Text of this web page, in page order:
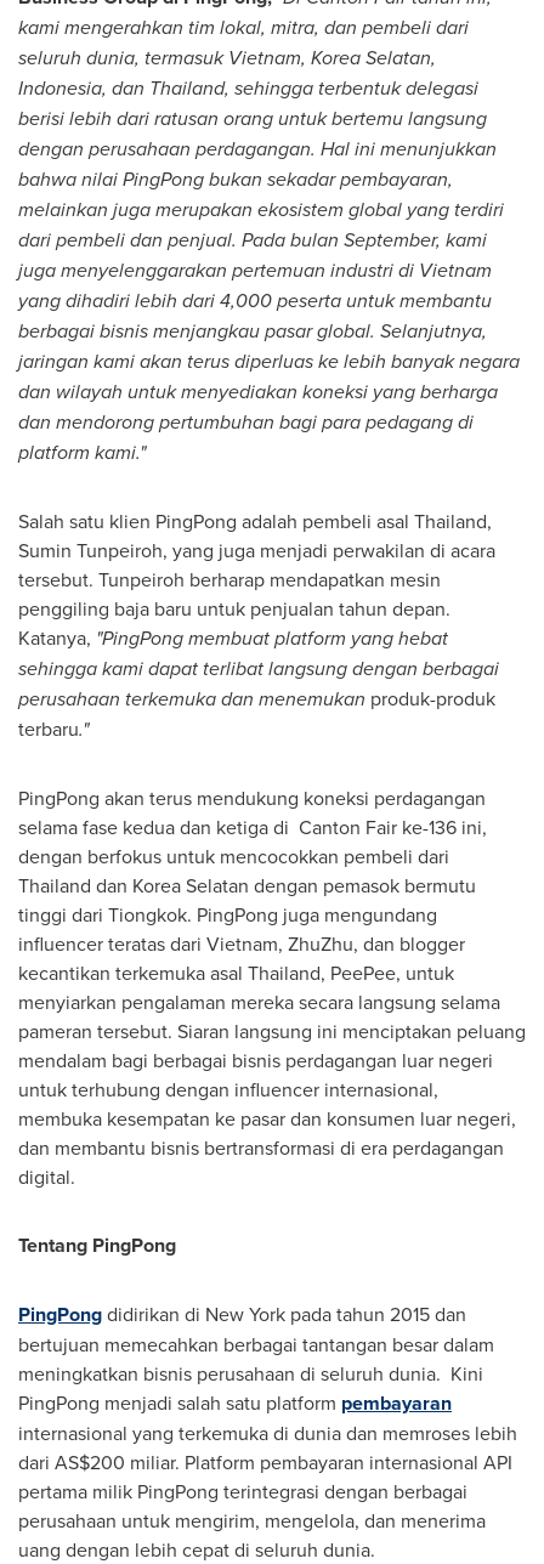
kami mengerahkan tim lokal, mitra, dan pembeli dari
seluruh dunia, termasukVietnam, Korea Selatan,
Indonesia, dan Thailand, sehingga terbentuk delegasi
berisi lebih dari ratusan orang untuk bertemu langsung
dengan perusahaan perdagangan. Hal ini menunjukkan
bahwa nilai PingPong bukan sekadar pembayaran,
melainkan juga merupakan ekosistem global yang terdiri
dari pembeli dan penjual. Pada bulan September, kami
juga menyelenggarakan pertemuan industri di Vietnam
yang dihadiri lebih dari 4,000 peserta untuk membantu
berbagai bisnis menjangkau pasar global. Selanjutnya,
jaringan kami akan terus diperluas ke lebih banyak negara
dan wilayah untuk menyediakan koneksi yang berharga
dan mendorong pertumbuhan bagi para pedagang di
platform kami."
Salah satu klien PingPong adalah pembeli asal Thailand,
Sumin Tunpeiroh, yang juga menjadi perwakilan di acara
tersebut. Tunpeiroh berharap mendapatkan mesin
penggiling baja baru untuk penjualan tahun depan.
Katanya, "PingPong membuat platform yang hebat
sehingga kami dapat terlibat langsung dengan berbagai
perusahaan terkemuka dan menemukan produk-produk
terbaru."
PingPong akan terus mendukung koneksi perdagangan
selama fase kedua dan ketiga di Canton Fair ke-136 ini,
dengan berfokus untuk mencocokkan pembeli dari
Thailand dan Korea Selatan dengan pemasok bermutu
tinggi dari Tiongkok. PingPong juga mengundang
influencer teratas dari Vietnam, ZhuZhu, dan blogger
kecantikan terkemuka asal Thailand, PeePee, untuk
menyiarkan pengalaman mereka secara langsung selama
pameran tersebut. Siaran langsung ini menciptakan peluang
mendalam bagi berbagai bisnis perdagangan luar negeri
untuk terhubung dengan influencer internasional,
membuka kesempatan ke pasar dan konsumen luar negeri,
dan membantu bisnis bertransformasi di era perdagangan
digital.
Tentang PingPong
PingPongdidirikan di New York pada tahun 2015 dan
bertujuan memecahkan berbagai tantangan besar dalam
meningkatkan bisnis perusahaan di seluruh dunia. Kini
PingPong menjadi salah satu platform pembayaran
internasional yang terkemuka di dunia dan memroses lebih
dari AS$200 miliar. Platform pembayaran internasional API
pertama milik PingPong terintegrasi dengan berbagai
perusahaan untuk mengirim, mengelola, dan menerima
uang dengan lebih cepat di seluruh dunia.